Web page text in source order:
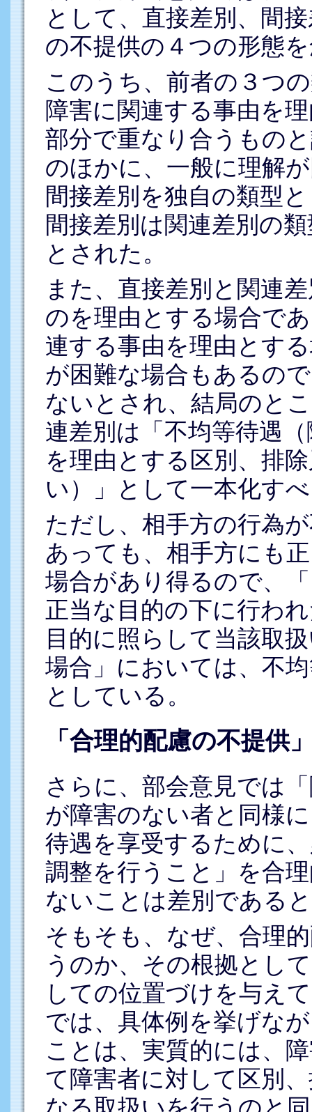
として、直接差別、間
の不提供の４つの形態
このうち、前者の３つ
障害に関連する事由を
部分で重なり合うもの
のほかに、一般に理解
間接差別を独自の類型
間接差別は関連差別の
とされた。
また、直接差別と関連
のを理由とする場合で
連する事由を理由とす
が困難な場合もあるの
ないとされ、結局のと
連差別は「不均等待遇
を理由とする区別、排
い）」として一本化す
ただし、相手方の行為
あっても、相手方にも
場合があり得るので、
正当な目的の下に行わ
目的に照らして当該取
場合」においては、不
としている。
「合理的配慮の不提供
さらに、部会意見では
が障害のない者と同様
待遇を享受するために
調整を行うこと」を合
ないことは差別である
そもそも、なぜ、合理
うのか、その根拠とし
しての位置づけを与え
では、具体例を挙げな
ことは、実質的には、
て障害者に対して区別